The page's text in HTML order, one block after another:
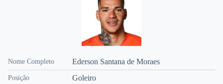
Nome Completo Ederson Santana de Moraes
Posição Goleiro